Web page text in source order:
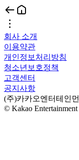
회사 소개
이용약관
개인정보처리방침
청소년보호정책
고객센터
공지사항
(주)카카오엔터테인
© Kakao Entertainment